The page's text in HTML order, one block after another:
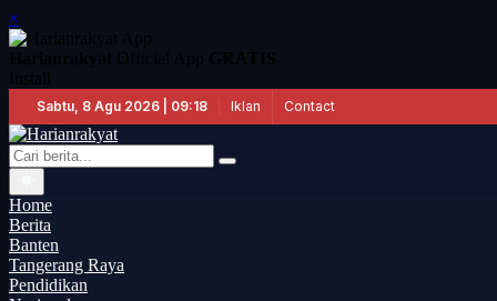
×
Sabtu, 8 Agu 2026 | 09:18 Iklan Contact
Home
Berita
Banten
Tangerang Raya
Pendidikan